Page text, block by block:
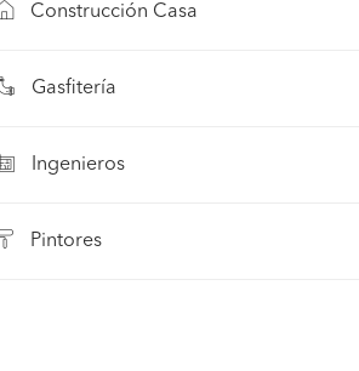
Construcción Casa
Gasfitería
Ingenieros
Pintores